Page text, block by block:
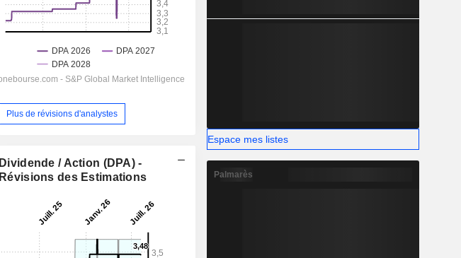
- -
Plus de révisions d'analystes
Dividende / Action (DPA) -
Révisions des Estimations
Espace mes listes
Palmarès